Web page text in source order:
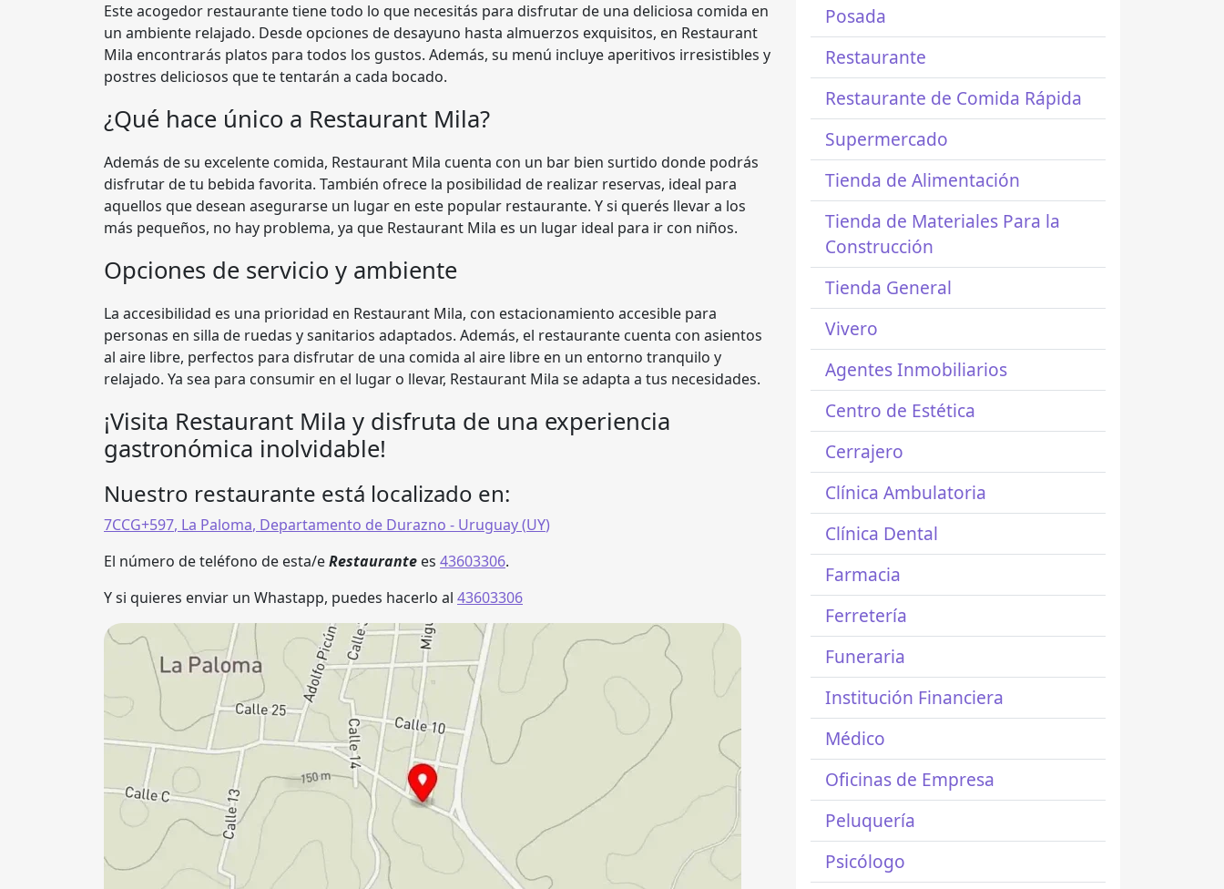
Este acogedor restaurante tiene todo lo que necesitás para disfrutar de una deliciosa comida en
un ambiente relajado. Desde opciones de desayuno hasta almuerzos exquisitos, en Restaurant
Mila encontrarás platos para todos los gustos. Además, su menú incluye aperitivos irresistibles y
postres deliciosos que te tentarán a cada bocado.
¿Qué hace único a Restaurant Mila?
Además de su excelente comida, Restaurant Mila cuenta con un bar bien surtido donde podrás
disfrutar de tu bebida favorita. También ofrece la posibilidad de realizar reservas, ideal para
aquellos que desean asegurarse un lugar en este popular restaurante. Y si querés llevar a los
más pequeños, no hay problema, ya que Restaurant Mila es un lugar ideal para ir con niños.
Opciones de servicio y ambiente
La accesibilidad es una prioridad en Restaurant Mila, con estacionamiento accesible para
personas en silla de ruedas y sanitarios adaptados. Además, el restaurante cuenta con asientos
al aire libre, perfectos para disfrutar de una comida al aire libre en un entorno tranquilo y
relajado. Ya sea para consumir en el lugar o llevar, Restaurant Mila se adapta a tus necesidades.
¡Visita Restaurant Mila y disfruta de una experiencia
gastronómica inolvidable!
Nuestro restaurante está localizado en:
7CCG+597, La Paloma, Departamento de Durazno - Uruguay (UY)
El número de teléfono de esta/eRestaurante es 43603306.
Y si quieres enviar un Whastapp, puedes hacerlo al 43603306
Posada
Restaurante
Restaurante de Comida Rápida
Supermercado
Tienda de Alimentación
Tienda de Materiales Para la
Construcción
Tienda General
Vivero
Agentes Inmobiliarios
Centro de Estética
Cerrajero
Clínica Ambulatoria
Clínica Dental
Farmacia
Ferretería
Funeraria
Institución Financiera
Médico
Oficinas de Empresa
Peluquería
Psicólogo